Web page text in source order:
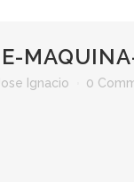
Ignacio 0